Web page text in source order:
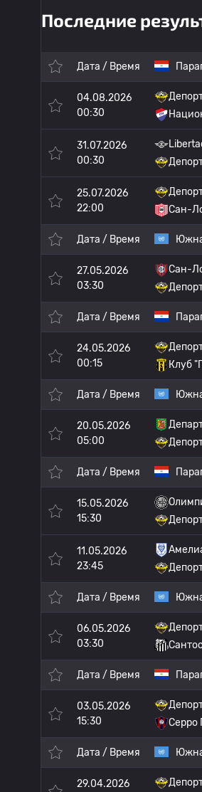
Последние
Дата / Время
04.08.2026
00:30
31.07.2026
00:30
25.07.2026
22:00
Сан-
Дата / Время
27.05.2026
03:30
Сан-
Дата / Время
24.05.2026
00:15
Клуб
Дата / Время
20.05.2026
05:00
Дата / Время
15.05.2026
15:30
11.05.2026
23:45
Дата / Время
06.05.2026
03:30
Сантос
Дата / Время
03.05.2026
15:30
Серро
Дата / Время
29.04.2026